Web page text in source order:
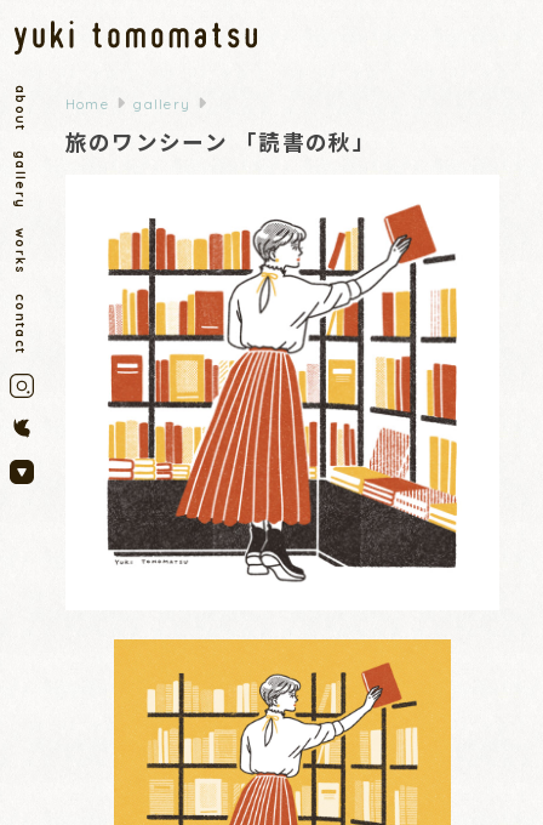
about
gallery
works
contact
Home gallery
旅のワンシーン 「読書の秋」